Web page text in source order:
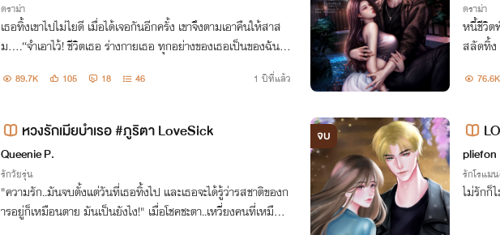
ดราม่า
เธอทิ้งเขาไปไม่ไยดี เมื่อได้เจอกันอีกครั้ง เขาจึงตามเอาคืนให้สาส
ม….“จำเอาไว้! ชีวิตเธอ ร่างกายเธอ ทุกอย่างของเธอเป็นของฉัน ฉั
89.7K 105 18 46 1 ปีที่แล้ว
ดราม่า
หนี้ชีวิต
สลัดทิ้ง
76.6K
หวงรักเมียบำเรอ #ภูริตา LoveSick
Queenie P.
รักวัยรุ่น
"ความรัก..มันจบตั้งแต่วันที่เธอทิ้งไป และเธอจะได้รู้ว่ารสชาติของก
ารอยู่ก็เหมือนตาย มันเป็นยังไง!" เมื่อโชคชะตา..เหวี่ยงคนที่เหมือน
จบ
pliefon
รักโรแม
ไม่รักก็